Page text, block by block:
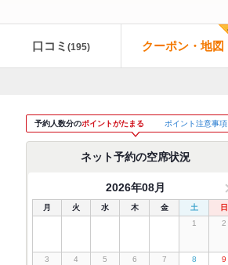
口コミ (195) クーポン・地図
予約人数分のポイントがたまる ポイント注意事項
ネット予約の空席状況
2026年08月
月 火 水 木 金 土
日
1
2
3 4 5 6 7 8 9